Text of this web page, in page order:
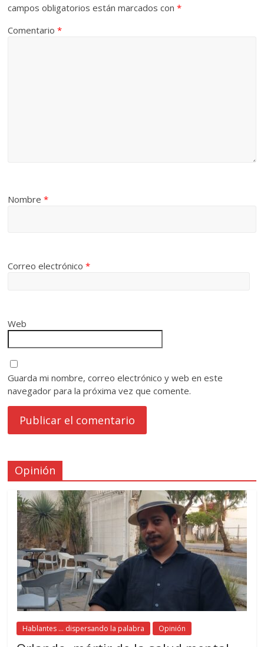
campos obligatorios están marcados con*
Comentario*
Nombre*
Correo electrónico*
Web
Guarda mi nombre, correo electrónico y web en este
navegador para la próxima vez que comente.
Opinión
Hablantes ... dispersando la palabra Opinión